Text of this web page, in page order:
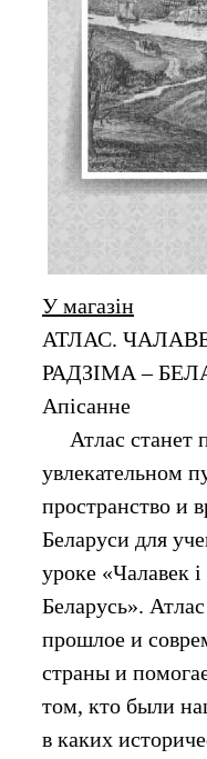
У магазін
АТЛАС.
РАДЗІМА –
Апiсанне
Атлас станет
увлекательном
пространство и
Беларуси для
уроке «Чалавек
Беларусь».
прошлое и
страны и
том, кто были
в каких